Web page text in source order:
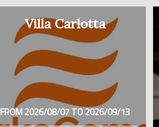
Villa Carlotta
FROM 2026/08/07 TO 2026/09/13